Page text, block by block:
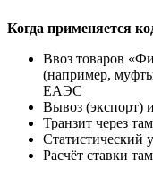
Когда применяется
Ввоз товаров
(например,
ЕАЭС
Вывоз (экспорт)
Транзит через
Статистический
Расчёт ставки